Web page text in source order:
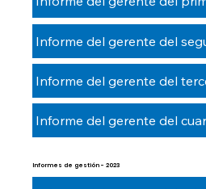
Informes de gestión - 2023